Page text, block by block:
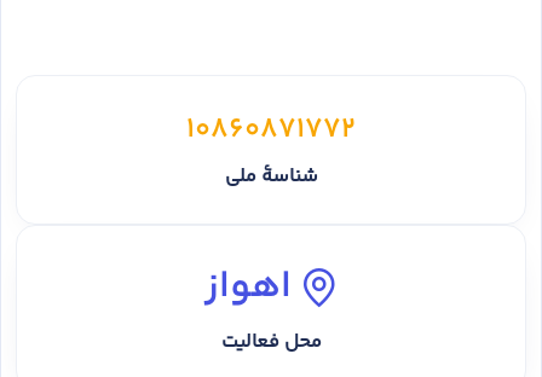
10860871772
شناسهٔ ملی
اهواز
محل فعالیت